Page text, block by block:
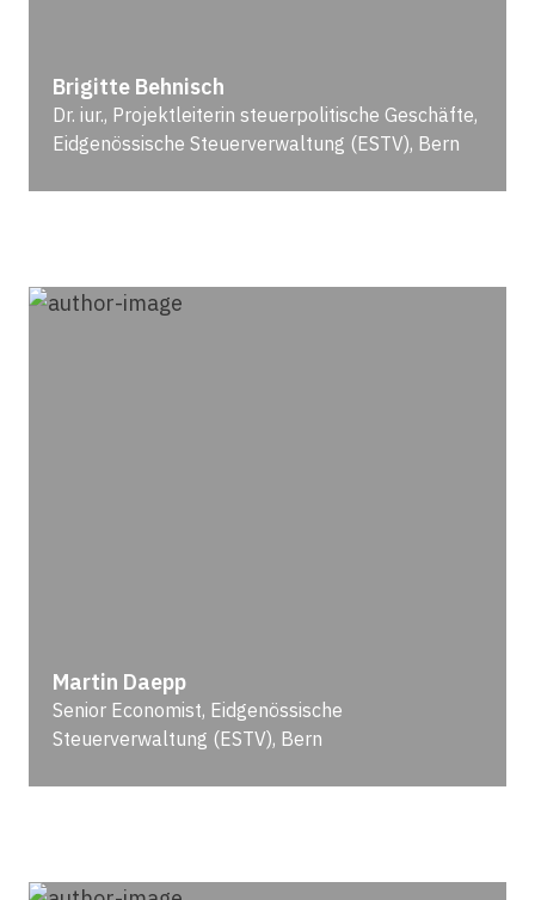
Brigitte Behnisch
Dr. iur., Projektleiterin steuerpolitische Geschäfte,
Eidgenössische Steuerverwaltung (ESTV), Bern
Martin Daepp
Senior Economist, Eidgenössische
Steuerverwaltung (ESTV), Bern